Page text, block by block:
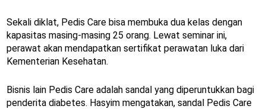
Sekali diklat, Pedis Care bisa membuka dua kelas dengan
kapasitas masing-masing 25 orang. Lewat seminar ini,
perawat akan mendapatkan sertifikat perawatan luka dari
Kementerian Kesehatan.
Bisnis lain Pedis Care adalah sandal yang diperuntukkan bagi
penderita diabetes. Hasyim mengatakan, sandal Pedis Care